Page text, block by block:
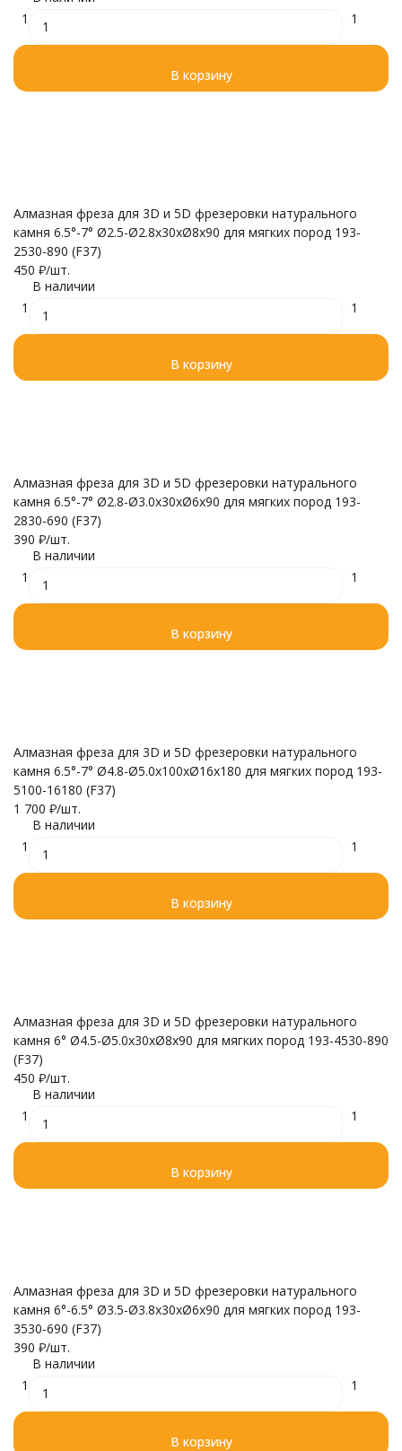
1
1
В корзину
Алмазная фреза для 3D и 5D фрезеровки натурального
камня 6.5°-7° Ø2.5-Ø2.8x30xØ8x90 для мягких пород 193-
2530-890 (F37)
450 ₽/шт.
В наличии
1
1
В корзину
Алмазная фреза для 3D и 5D фрезеровки натурального
камня 6.5°-7° Ø2.8-Ø3.0x30xØ6x90 для мягких пород 193-
2830-690 (F37)
390 ₽/шт.
В наличии
1
1
В корзину
Алмазная фреза для 3D и 5D фрезеровки натурального
камня 6.5°-7° Ø4.8-Ø5.0x100xØ16x180 для мягких пород 193-
5100-16180 (F37)
1 700 ₽/шт.
В наличии
1
1
В корзину
Алмазная фреза для 3D и 5D фрезеровки натурального
камня 6° Ø4.5-Ø5.0x30xØ8x90 для мягких пород 193-4530-890
(F37)
450 ₽/шт.
В наличии
1
1
В корзину
Алмазная фреза для 3D и 5D фрезеровки натурального
камня 6°-6.5° Ø3.5-Ø3.8x30xØ6x90 для мягких пород 193-
3530-690 (F37)
390 ₽/шт.
В наличии
1
1
В корзину